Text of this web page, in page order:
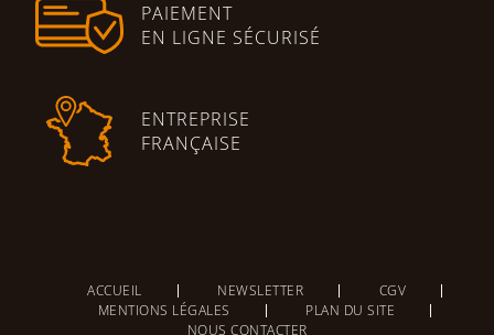
PAIEMENT
EN LIGNE SÉCURISÉ
ENTREPRISE
FRANÇAISE
ACCUEIL NEWSLETTER
CGV
MENTIONS LÉGALES
PLAN DU SITE
NOUS CONTACTER